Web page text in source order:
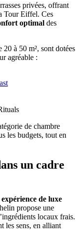
privées, offrant
Tour Eiffel. Ces
optimal des
à 50 m², sont dotées
agréable :
de chambre
les budgets, tout en
un cadre
expérience de luxe
propose une
locaux frais.
les sens, en alliant